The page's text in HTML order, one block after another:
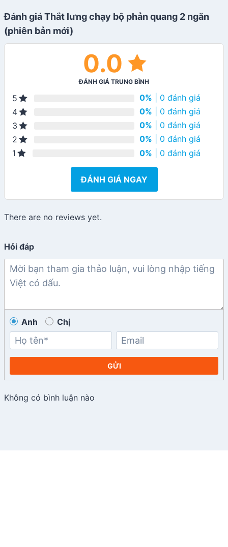
Đánh giá Thắt lưng chạy bộ phản quang 2 ngăn
(phiên bản mới)
0.0
ĐÁNH GIÁ TRUNG BÌNH
5 0% | 0 đánh giá
4
0% | 0 đánh giá
3
0% | 0 đánh giá
2
0% | 0 đánh giá
1
0% | 0 đánh giá
ĐÁNH GIÁ NGAY
There are no reviews yet.
Hỏi đáp
Anh Chị
GỬI
Không có bình luận nào